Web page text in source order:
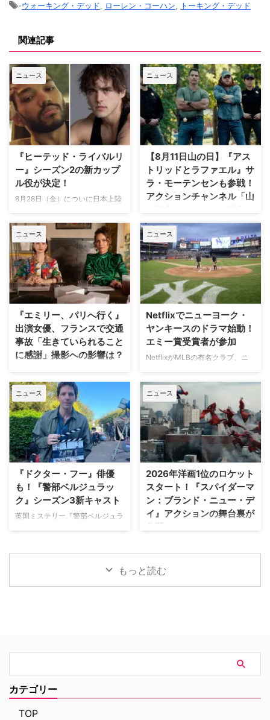
-ウォーキング・デッド ローレン・コーハン トーキング・デッド
関連記事
ニュース
『ヒーテッド・ライバルリ
ー』シーズン2の新カップ
ル役が決定！
8月28日（金）についに日本上陸
ド・ライバルリー』。そのシーズ
ン2の新カップル役が分かった。
米Deadlineが報じている。 シー
ズン1の主要カップルも引き続き
出演 『ヒーテッド・ライバルリ
ー』はカナダの作家レイチェル・
リードによるベストセラー小説
原作とする。シーズン1は小説シ
リーズ第2作「Heated Rivalry」
をもとに、氷上で最大のライバル
として火花を散らす二人のスター
ニュース
【8月11日山の日】『アス
トリッドとラファエル』サ
ラ・モーテンセンも参戦！
アクションチャンネル「山
が舞台のアクション特集」
放送
日本で唯一のアクション海外ドラ
マ専門チャンネル「アクションチ
ャンネル」にて、8月11日の山の
日に合わせた特別編成「山が舞台
のアクション特集」が放送され
る。 8月11日「山の日」に注目の
山岳アクション2作品を特別編成
今回の特集では、米陸軍特殊部隊
出身の保安官が山岳地帯の町で起
きる難事件に挑む全米大ヒット作
『ブルーリッジ 山岳捜査網』が
独占日本初放送。さらに、元特殊
部隊員の父親が娘を守るために大
自然を駆け巡るフランス発の話題
作『デビルズ・リープ～娘を守
れ！最強の親父』が一挙放送され
る。雄大な自然の中で繰り広 …
ニュース
『エミリー、パリへ行く』
出演女優、フランスで交通
事故「生きていられること
に感謝」撮影への影響は？
人気Netflixドラマ『エミリー、パ
リへ行く』第6シーズンに出演す
るイギリス人女優のミニー・ドラ
イヴァーが、フランスでの撮影休
止期間中に深刻な自動車事故に遭
っていたことが分かった。 生き
ていられることに心から感謝 ミ
ニーは過去8週間にわたり、
Instagram上で「パリ近況報告」
と題した動画シリーズを投稿。最
終シーズンの撮影で滞在していた
パリでの日常をファンに届けてい
た。しかし8月6日（木）早朝、
公開。「パリの最新情報だけど、
ニュース
Netflixでニューヨーク・
ヤンキースのドラマ始動！
エミー賞受賞者が参加
NetflixがMLBの有名クラブ、ニ
した新作ドラマシリーズの開発を
進めている。米Varietyが報じ
た。 『オザークへようこそ』ジ
ェイソン・ベイトマンも関与
Netflixは、今年3月のMLB開幕戦
をライヴ配信したのを皮切りに、
7月のホームランダービーもリリ
を深めている。この協力関係は
2028年まで続く予定だ。今月中
旬に行われるフィールド・オブ・
ドリームス（映画『フィールド・
オブ・ドリームス』の舞台となっ
ニュース
『ドクター・フー』俳優
も！『警部ベルジュラッ
ク』シーズン3新キャスト
英国ミステリー『警部ベルジュラ
新たに加わることも明らかになっ
撃的な事件に巻き込まれるベルジ
ジム・ベルジュラックが事件に挑
む人気シリーズだ。本国イギリス
で2025年にシーズン1（『警部ベ
ルジュラック～豪邸に …
ニュース
2026年洋画1位のロケット
スタート！『スパイダーマ
ン：ブランド・ニュー・デ
イ』アクションの舞台裏が
公開
マンの新たな物語を描く映画『ス
パイダーマン：ブランド・ニュ
ー・デイ』が大ヒット上映中だ。
の裏側を明かす特別映像が公開さ
れた。 世界中で大ヒットを記
録！ 映画史に残る快挙を達成 ソ
ホランド演じるピーター・パーカ
もっと読む
カテゴリー
TOP